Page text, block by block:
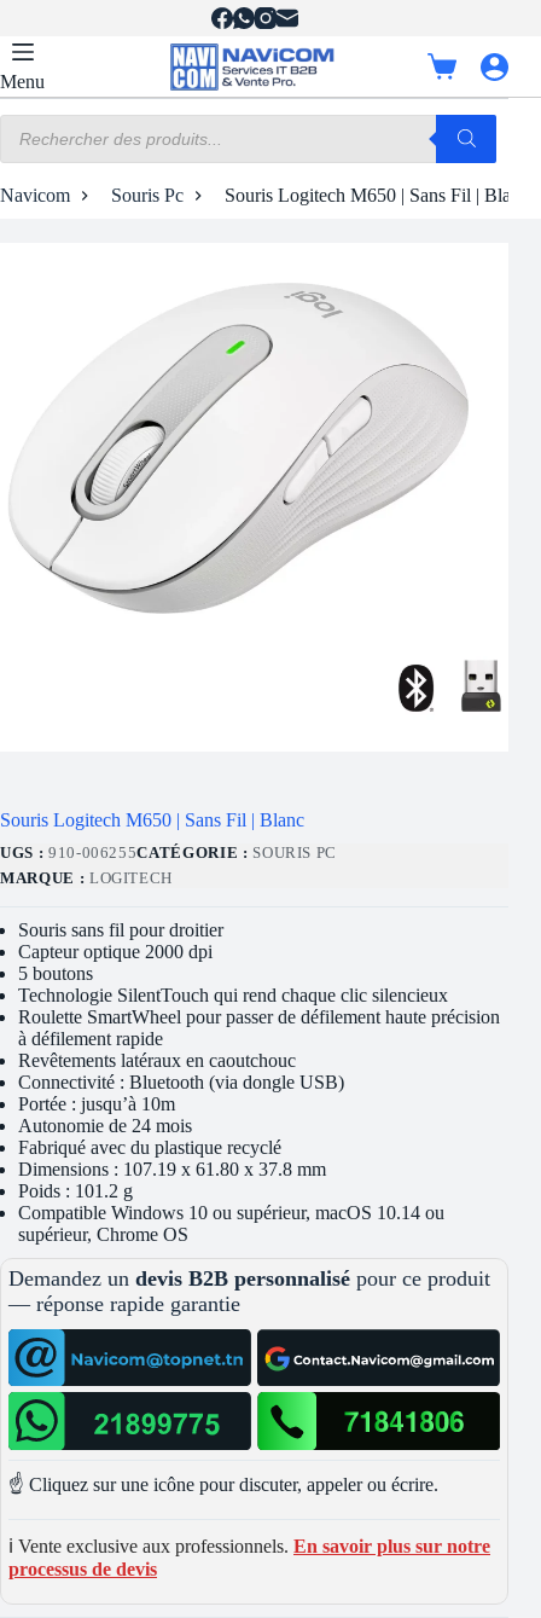
contenu
Menu
Panier
d’achat
produits
Navicom Souris Pc Souris Logitech M650 | Sans Fil | Blanc
Souris Logitech M650 | Sans Fil | Blanc
UGS : 910-006255CATÉGORIE : SOURIS PC
MARQUE : LOGITECH
Souris sans fil pour droitier
Capteur optique 2000 dpi
5 boutons
Technologie SilentTouch qui rend chaque clic silencieux
Roulette SmartWheel pour passer de défilement haute précision
à défilement rapide
Revêtements latéraux en caoutchouc
Connectivité : Bluetooth (via dongle USB)
Portée : jusqu’à 10m
Autonomie de 24 mois
Fabriqué avec du plastique recyclé
Dimensions : 107.19 x 61.80 x 37.8 mm
Poids : 101.2 g
Compatible Windows 10 ou supérieur, macOS 10.14 ou
supérieur, Chrome OS
Demandez un devis B2B personnalisé pour ce produit
— réponse rapide garantie
☝️ Cliquez sur une icône pour discuter, appeler ou écrire.
ℹ️ Vente exclusive aux professionnels. En savoir plus sur notre
processus de devis